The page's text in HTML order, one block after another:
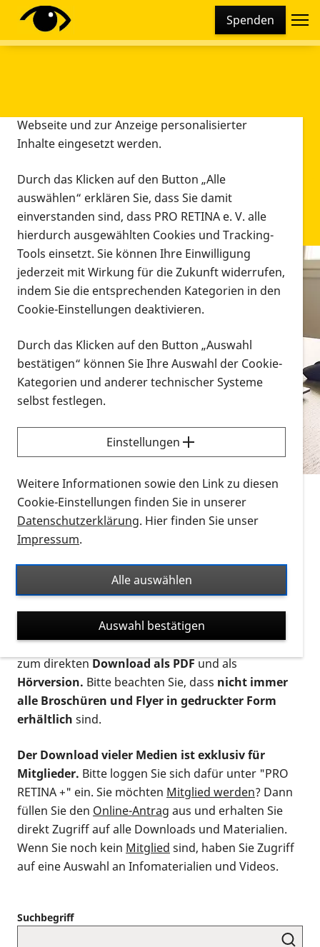
Spenden
Infomaterial
Infomaterial
Vorlesen
Alle Infomaterialien in verschiedenen
Formaten an einem Ort
Sie möchten wissen, wie Sie nach Infonmaterial
suchen und dieses bestellen bzw. herunterladen
können? Schauen Sie sich dieErklärvideos zum
Thema Infomaterial auf der PRO RETINA-Website
für blinde und sehbehinderte Menschen an.
Auf dieser Seite finden Sie sämtliches Infomaterial
Ort. Nutzen Sie den Formatfilter, um ausschließlich
nach Flyern und Broschüren, Audios oder Videos zu
suchen. Die meisten Flyer und Broschüren werden in
verschiedenen Formaten angeboten: zur
postalischen Bestellung als gedruckte Variante
zum direktenDownload als PDFund als
Hörversion. Bitte beachten Sie, dass nicht immer
alle Broschüren und Flyer in gedruckter Form
erhältlich sind.
Der Download vieler Medien ist exklusiv für
Mitglieder. Bitte loggen Sie sich dafür unter "PRO
RETINA +" ein. Sie möchten Mitglied werden? Dann
füllen Sie den Online-Antrag aus und erhalten Sie
direkt Zugriff auf alle Downloads und Materialien.
Wenn Sie noch kein Mitglied sind, haben Sie Zugriff
auf eine Auswahl an Infomaterialien und Videos.
Suchbegriff
Diese Webseite setzt verschiedene Cookies und
Tracking-Tools ein. Dies beinhaltet Cookies und
Webseite und zur Anzeige personalisierter
Inhalte eingesetzt werden.
Durch das Klicken auf den Button „Alle
auswählen“ erklären Sie, dass Sie damit
einverstanden sind, dass PRO RETINA e. V. alle
hierdurch ausgewählten Cookies und Tracking-
Tools einsetzt. Sie können Ihre Einwilligung
jederzeit mit Wirkung für die Zukunft widerrufen,
indem Sie die entsprechenden Kategorien in den
Cookie-Einstellungen deaktivieren.
Durch das Klicken auf den Button „Auswahl
bestätigen“ können Sie Ihre Auswahl der Cookie-
Kategorien und anderer technischer Systeme
selbst festlegen.
Einstellungen
Weitere Informationen sowie den Link zu diesen
Cookie-Einstellungen finden Sie in unserer
Datenschutzerklärung. Hier finden Sie unser
Impressum.
Alle auswählen
Auswahl bestätigen